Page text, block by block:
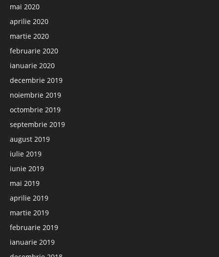
mai 2020
aprilie 2020
martie 2020
februarie 2020
ianuarie 2020
decembrie 2019
noiembrie 2019
octombrie 2019
septembrie 2019
august 2019
iulie 2019
iunie 2019
mai 2019
aprilie 2019
martie 2019
februarie 2019
ianuarie 2019